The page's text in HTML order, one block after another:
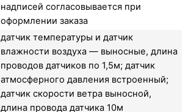
надписей согласовывается при
оформлении заказа
датчик температуры и датчик
влажности воздуха — выносные, длина
проводов датчиков по 1,5м; датчик
атмосферного давления встроенный;
датчик скорости ветра выносной,
длина провода датчика 10м